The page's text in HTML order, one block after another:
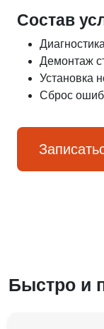
Состав
Демонтаж
Установка
Сброс
Быстро и